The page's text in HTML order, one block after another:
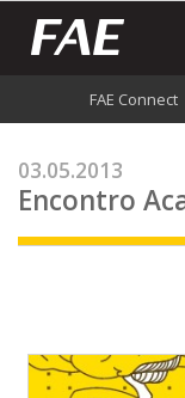
FAE Connect
03.05.2013
Encontro